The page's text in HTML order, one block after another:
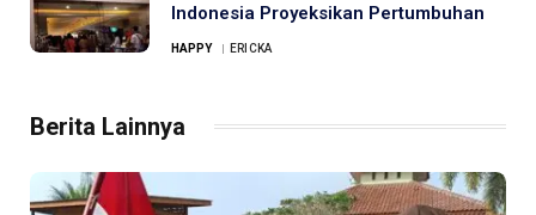
Indonesia Proyeksikan Pertumbuhan
HAPPY ERICKA
Berita Lainnya